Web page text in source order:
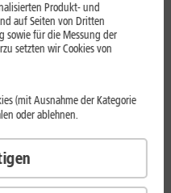
Produkt- und
auf Seiten von Dritten
sowie für die Messung der
setzten wir Cookies von
(mit Ausnahme der Kategorie
oder ablehnen.